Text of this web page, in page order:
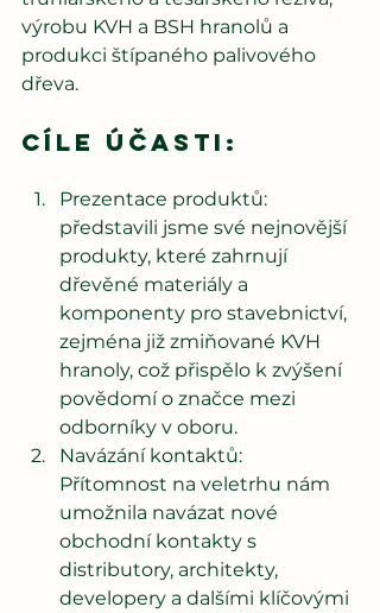
výrobu KVH a BSH hranolů a
produkci štípaného palivového
dřeva.
Cíle účasti:
Prezentace produktů:
představili jsme své nejnovější
produkty, které zahrnují
dřevěné materiály a
komponenty pro stavebnictví,
zejména již zmiňované KVH
hranoly, což přispělo k zvýšení
povědomí o značce mezi
odborníky v oboru.
Navázání kontaktů:
Přítomnost na veletrhu nám
umožnila navázat nové
obchodní kontakty s
distributory, architekty,
developery a dalšími klíčovými